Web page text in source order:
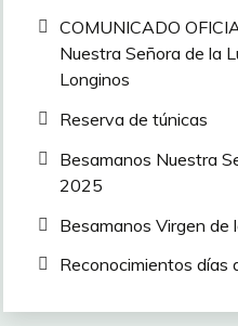
COMUNICADO
Nuestra Señora de la
Longinos
Reserva de túnicas
Besamanos Nuestra
2025
Besamanos Virgen de
Reconocimientos días